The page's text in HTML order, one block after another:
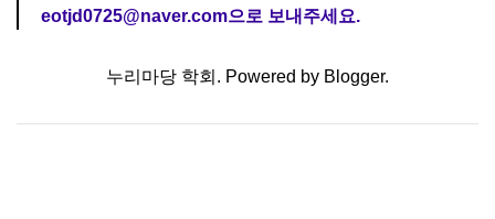
eotjd0725@naver.com으로 보내주세요.
누리마당 학회. Powered by Blogger.